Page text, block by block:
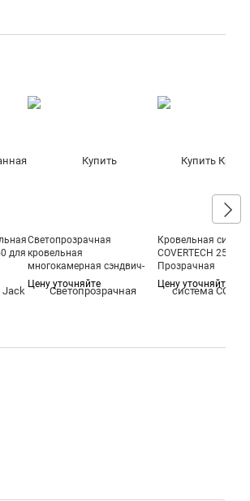
для
Светопрозрачная
кровельная
многокамерная сэндвич-
панель GP Plus
Цену уточняйте
Кровельная
COVERTECH 25мм,
Прозрачная
Цену уточняйте